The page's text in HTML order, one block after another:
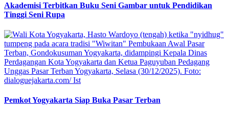
Akademisi Terbitkan Buku Seni Gambar untuk Pendidikan
Tinggi Seni Rupa
Pemkot Yogyakarta Siap Buka Pasar Terban